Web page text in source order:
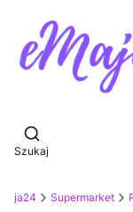
Otwórz
Szukaj
Supermarket